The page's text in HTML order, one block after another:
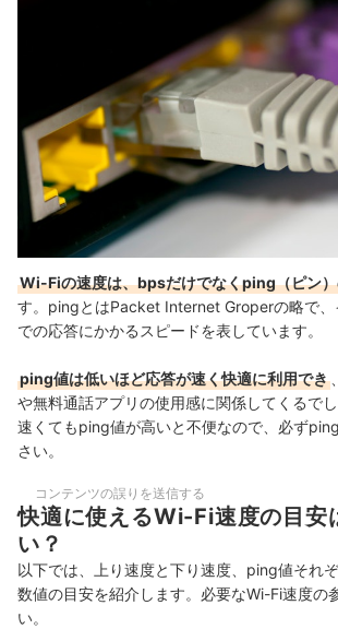
Wi-Fiの速度は、bpsだけでなくping（ピン
す。 pingとはPacket Internet Groperの略で、
での応答にかかるスピードを表しています。
ping値は低いほど応答が速く快適に利用でき
や無料通話アプリの使用感に関係してくるで
速くてもping値が高いと不便なので、必ず
さい。
コンテンツの誤りを送信する
快適に使えるWi-Fi速度の目安
い？
以下では、上り速度と下り速度、ping値それ
数値の目安を紹介します。必要なWi-Fi速度の
い。